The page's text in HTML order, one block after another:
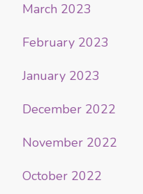
March 2023
February 2023
January 2023
December 2022
November 2022
October 2022